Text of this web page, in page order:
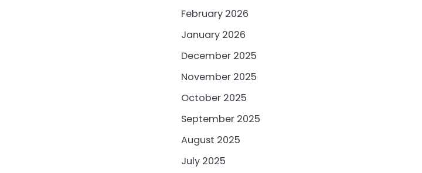
February 2026
January 2026
December 2025
November 2025
October 2025
September 2025
August 2025
July 2025